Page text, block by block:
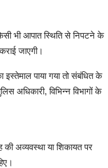
भी आपात स्थिति से निपटने के
जाएगी।
पाया गया तो संबंधित के
अधिकारी, विभिन्न विभागों के
अव्यवस्था या शिकायत पर